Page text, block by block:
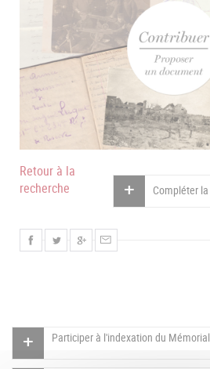
Compléter
Retour à la
recherche
Participer à l'indexation du